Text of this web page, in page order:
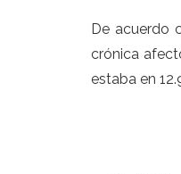
De acuerdo
crónica
estaba en